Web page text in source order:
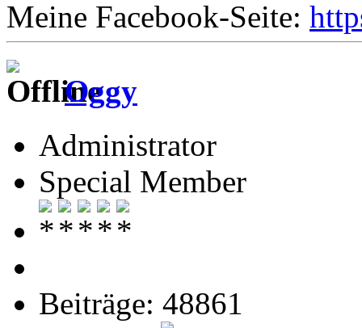
Meine Facebook-Seite:
Oggy
Administrator
Special Member
Beiträge: 48861